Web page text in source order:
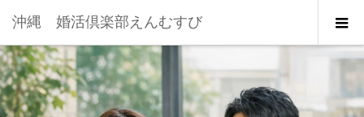
沖縄 婚活倶楽部えんむすび